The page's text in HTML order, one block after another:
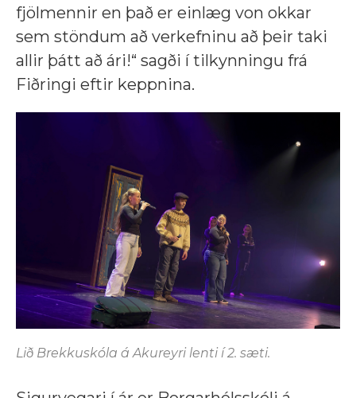
fjölmennir en það er einlæg von okkar
sem stöndum að verkefninu að þeir taki
allir þátt að ári!“ sagði í tilkynningu frá
Fiðringi eftir keppnina.
Lið Brekkuskóla á Akureyri lenti í 2. sæti.